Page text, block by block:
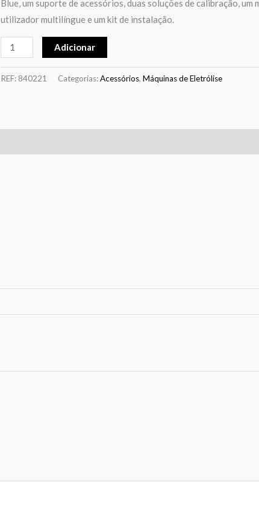
Blue, um suporte de acessórios, duas soluções de calibração, um
utilizador multilíngue e um kit de instalação.
Adicionar
REF: 840221 Categorias:Acessórios, Máquinas de Eletrólise